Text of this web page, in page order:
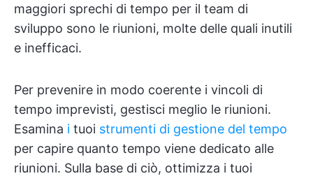
maggiori sprechi di tempo per il team di
sviluppo sono le riunioni, molte delle quali inutili
e inefficaci.
Per prevenire in modo coerente i vincoli di
tempo imprevisti, gestisci meglio le riunioni.
Esamina i tuoi strumenti di gestione del tempo
per capire quanto tempo viene dedicato alle
riunioni. Sulla base di ciò, ottimizza i tuoi